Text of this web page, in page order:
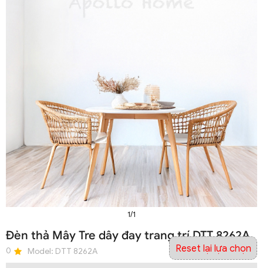
1/1
Đèn thả Mây Tre dây đay trang trí DTT 8262A
0 Model: DTT 8262A Reset lại lựa chọn